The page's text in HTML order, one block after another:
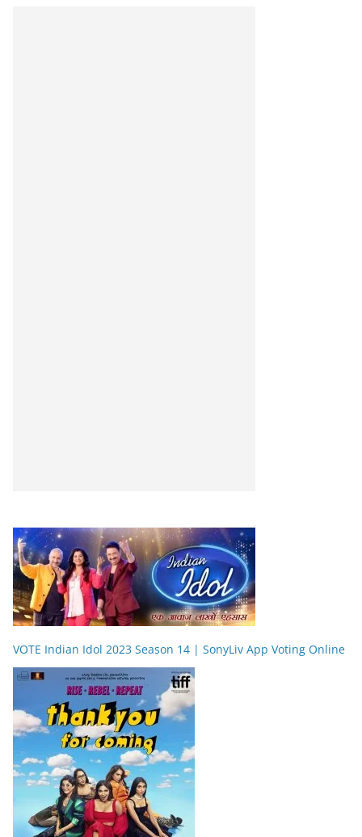
VOTE Indian Idol 2023 Season 14 | SonyLiv App Voting Online